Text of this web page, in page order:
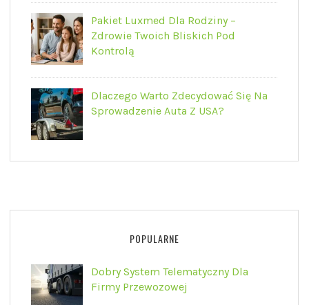
Pakiet Luxmed Dla Rodziny –
Zdrowie Twoich Bliskich Pod
Kontrolą
Dlaczego Warto Zdecydować Się Na
Sprowadzenie Auta Z USA?
POPULARNE
Dobry System Telematyczny Dla
Firmy Przewozowej